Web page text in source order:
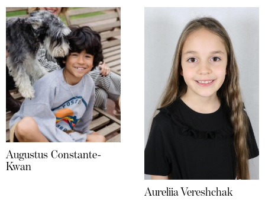
Augustus Constante-
Kwan
Aureliia Vereshchak